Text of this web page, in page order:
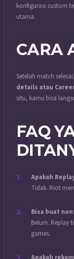
konfigurasi custom
utama.
CARA
Setelah match
details atau
situ, kamu bisa
FAQ
Apakah
Tidak. Riot
Bisa buat
Belum. Replay
games.